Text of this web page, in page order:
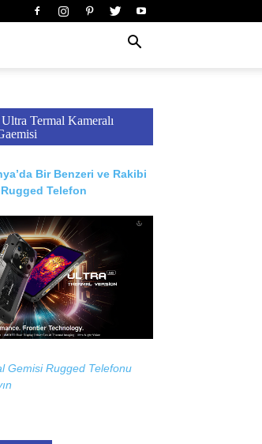
Termal Kameralı
Bir Benzeri ve Rakibi
Telefon
Gemisi Rugged Telefonu